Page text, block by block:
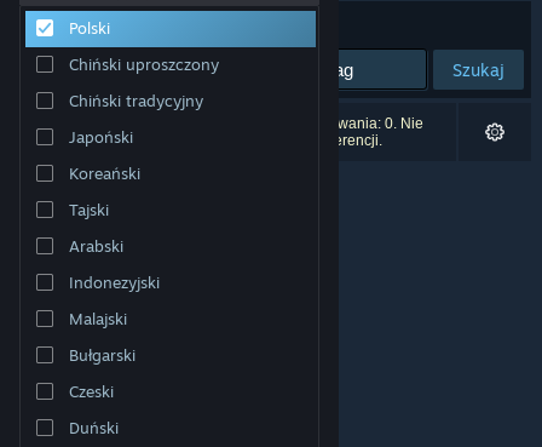
Wsparcie
Zmień język
Pobierz aplikację mobilną Steam
Wersja przeglądarkowa
Polski
Chiński uproszczony
Chiński tradycyjny
Japoński
Koreański
Tajski
Arabski
Indonezyjski
Malajski
Bułgarski
Czeski
Duński
Sortuj według:
Szukaj
Liczba wyników pasujących do twojego wyszukiwania: 0. Nie
uwzględniono 1 tytułu na podstawie twoich preferencji.